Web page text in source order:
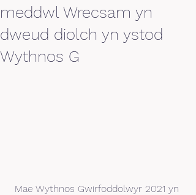
meddwl Wrecsam yn
dweud diolch yn ystod
Wythnos G
Mae Wythnos Gwirfoddolwyr 2021 yn